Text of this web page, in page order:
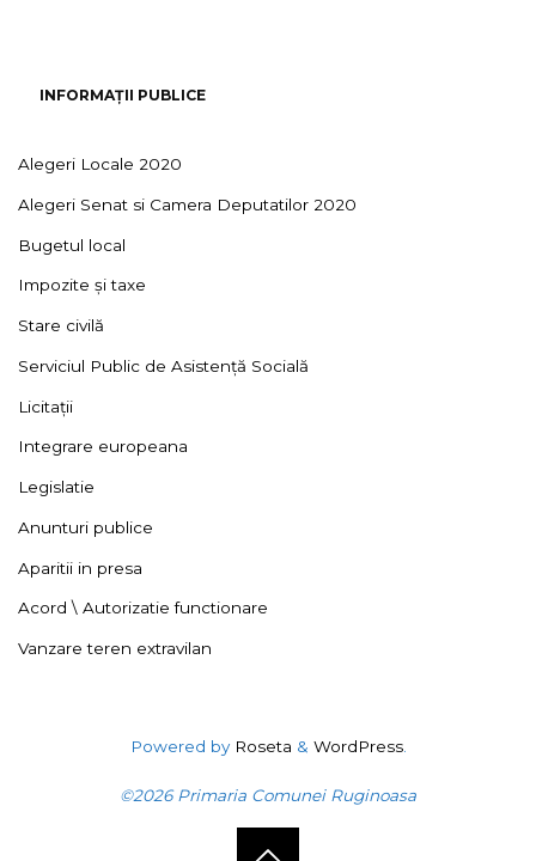
INFORMAȚII PUBLICE
Alegeri Locale 2020
Alegeri Senat si Camera Deputatilor 2020
Bugetul local
Impozite și taxe
Stare civilă
Serviciul Public de Asistență Socială
Licitații
Integrare europeana
Legislatie
Anunturi publice
Aparitii in presa
Acord \ Autorizatie functionare
Vanzare teren extravilan
Powered byRoseta & WordPress.
©2026 Primaria Comunei Ruginoasa